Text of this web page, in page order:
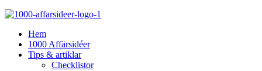
Hem
1000 Affärsidéer
Tips & artiklar
Checklistor